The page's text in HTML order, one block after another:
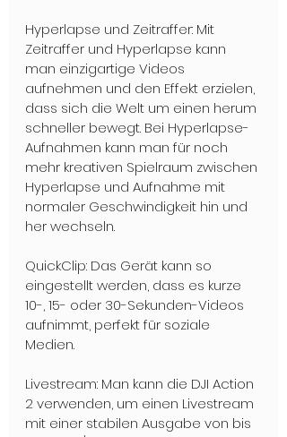
Hyperlapse und Zeitraffer: Mit
Zeitraffer und Hyperlapse kann
man einzigartige Videos
aufnehmen und den Effekt erzielen,
dass sich die Welt um einen herum
schneller bewegt. Bei Hyperlapse-
Aufnahmen kann man für noch
mehr kreativen Spielraum zwischen
Hyperlapse und Aufnahme mit
normaler Geschwindigkeit hin und
her wechseln.
QuickClip: Das Gerät kann so
eingestellt werden, dass es kurze
10-, 15- oder 30-Sekunden-Videos
aufnimmt, perfekt für soziale
Medien.
Livestream: Man kann die DJI Action
2 verwenden, um einen Livestream
mit einer stabilen Ausgabe von bis